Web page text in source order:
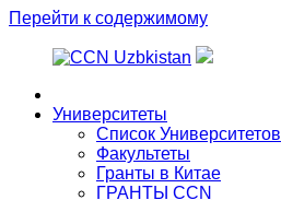
Перейти к содержимому
Университеты
Список Университетов
Факультеты
Гранты в Китае
ГРАНТЫ ССN